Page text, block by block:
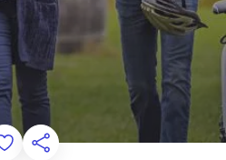
Add to Favorites
Condividi questa pagina